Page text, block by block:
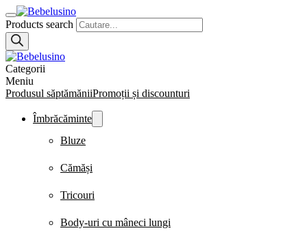
Products search
Categorii
Meniu
Produsul săptămăniiPromoții și discounturi
Îmbrăcăminte
Bluze
Cămăși
Tricouri
Body-uri cu mâneci lungi